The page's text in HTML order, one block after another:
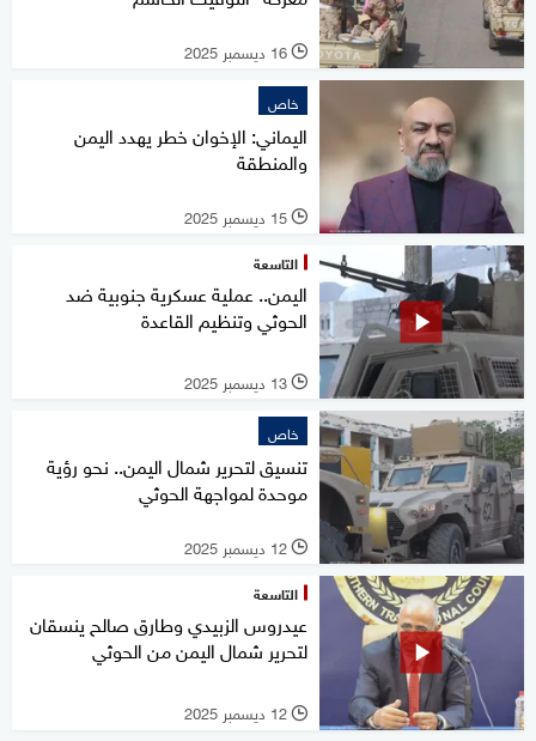
l 16 ديسمبر 2025
خاص
اليماني: الإخوان خطر يهدد اليمن
والمنطقة
l 15 ديسمبر 2025
التاسعة
اليمن.. عملية عسكرية جنوبية ضد
الحوثي وتنظيم القاعدة
l 13 ديسمبر 2025
خاص
تنسيق لتحرير شمال اليمن.. نحو رؤية
موحدة لمواجهة الحوثي
l 12 ديسمبر 2025
التاسعة
عيدروس الزبيدي وطارق صالح ينسقان
لتحرير شمال اليمن من الحوثي
l 12 ديسمبر 2025